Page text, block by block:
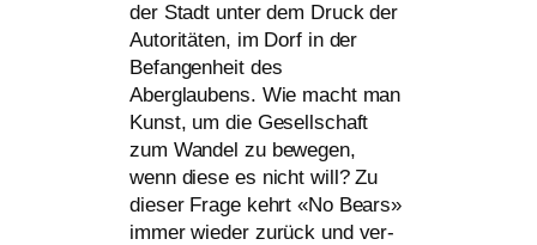
der Stadt unter dem Druck der
Autoritäten, im Dorf in der
Befangenheit des
Aberglaubens. Wie macht man
Kunst, um die Gesellschaft
zum Wandel zu bewe­gen,
wenn die­se es nicht will? Zu
die­ser Frage kehrt «No Bears»
immer wie­der zurück und ver­